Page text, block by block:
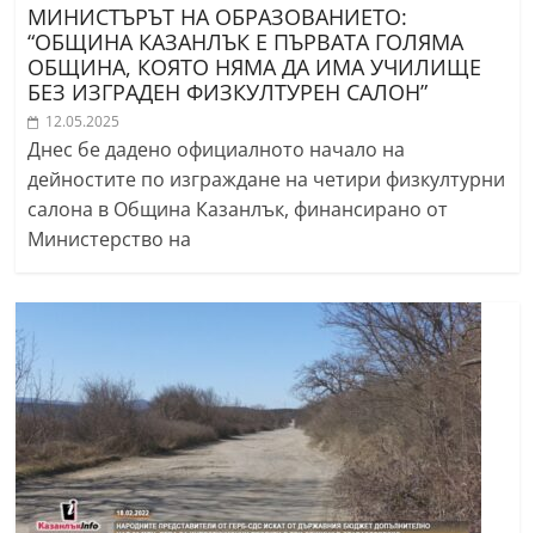
МИНИСТЪРЪТ НА ОБРАЗОВАНИЕТО:
“ОБЩИНА КАЗАНЛЪК Е ПЪРВАТА ГОЛЯМА
ОБЩИНА, КОЯТО НЯМА ДА ИМА УЧИЛИЩЕ
БЕЗ ИЗГРАДЕН ФИЗКУЛТУРЕН САЛОН”
12.05.2025
Днес бе дадено официалното начало на
дейностите по изграждане на четири физкултурни
салона в Община Казанлък, финансирано от
Министерство на